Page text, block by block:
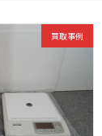
買取事例